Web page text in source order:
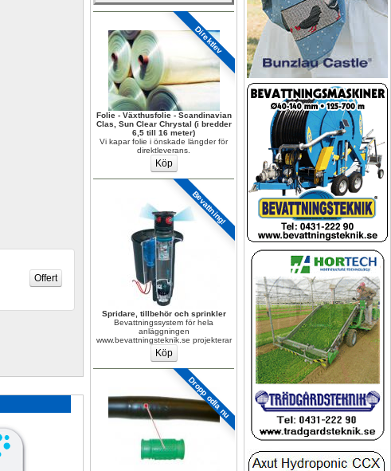
Direktlev
Folie - Växthusfolie - Scandinavian
Clas, Sun Clear Chrystal (i bredder
6,5 till 16 meter)
Vi kapar folie i önskade längder för
direktleverans.
Bevattning!
Spridare, tillbehör och sprinkler
Bevattningssystem för hela
anläggningen
www.bevattningsteknik.se projekterar
Dropp odla nu